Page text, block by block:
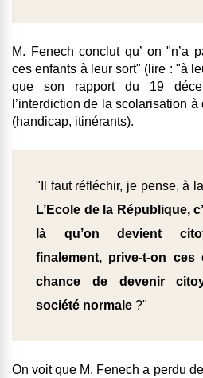
M. Fenech conclut qu’ on "n’a
ces enfants à leur sort" (lire : "à
que son rapport du 19
l’interdiction de la scolarisation
(handicap, itinérants).
"Il faut réfléchir, je pense, à
L’Ecole de la République,
là qu’on devient
finalement, prive-t-on ces
chance de devenir
société normale ?"
On voit que M. Fenech a perdu